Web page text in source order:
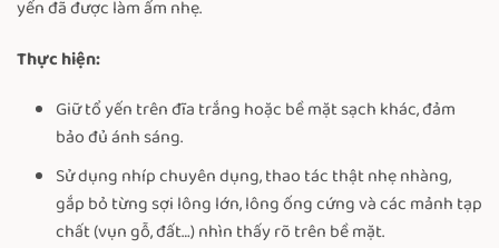
yến đã được làm ẩm nhẹ.
Thực hiện:
Giữ tổ yến trên đĩa trắng hoặc bề mặt sạch khác, đảm
bảo đủ ánh sáng.
Sử dụng nhíp chuyên dụng, thao tác thật nhẹ nhàng,
gắp bỏ từng sợi lông lớn, lông ống cứng và các mảnh tạp
chất (vụn gỗ, đất…) nhìn thấy rõ trên bề mặt.